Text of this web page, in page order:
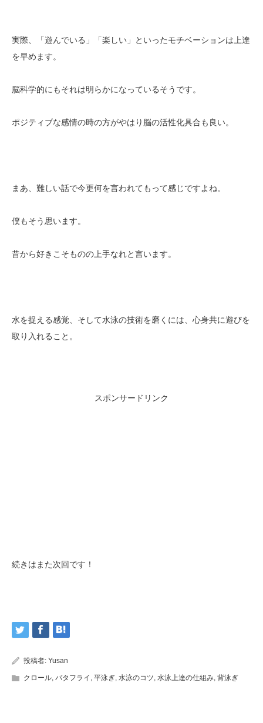
実際、「遊んでいる」「楽しい」といったモチベーションは上達
を早めます。
脳科学的にもそれは明らかになっているそうです。
ポジティブな感情の時の方がやはり脳の活性化具合も良い。
まあ、難しい話で今更何を言われてもって感じですよね。
僕もそう思います。
昔から好きこそものの上手なれと言います。
水を捉える感覚、そして水泳の技術を磨くには、心身共に遊びを
取り入れること。
スポンサードリンク
続きはまた次回です！
投稿者: Yusan
クロール バタフライ 平泳ぎ 水泳のコツ 水泳上達の仕組み 背泳ぎ